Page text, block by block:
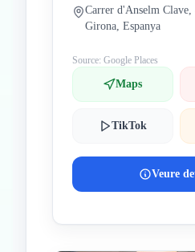
Carrer d'Anselm Clave,
Girona, Espanya
Source: Google Places
Maps
TikTok
Veure